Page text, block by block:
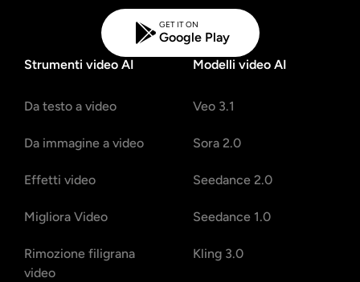
GET IT ON
Google Play
Strumenti video AI
Da testo a video
Da immagine a video
Effetti video
Migliora Video
Rimozione filigrana
video
Modelli video AI
Veo 3.1
Sora 2.0
Seedance 2.0
Seedance 1.0
Kling 3.0